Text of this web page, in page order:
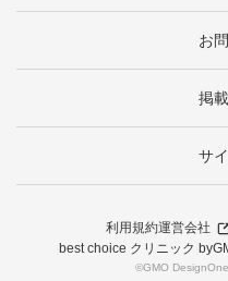
お
掲
サ
利用規約運営会社
best choice クリニック
©GMO